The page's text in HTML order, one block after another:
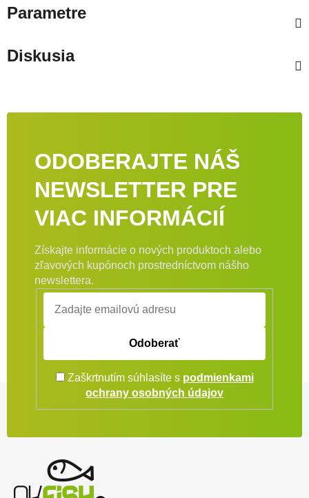
Parametre
Diskusia
ODOBERAJTE NÁŠ
NEWSLETTER PRE
VIAC INFORMÁCIÍ
Získajte informácie o nových produktoch alebo
zľavových kupónoch prostredníctvom nášho
newslettera.
Odoberať
Zaškrtnutím súhlasíte s podmienkami
ochrany osobných údajov